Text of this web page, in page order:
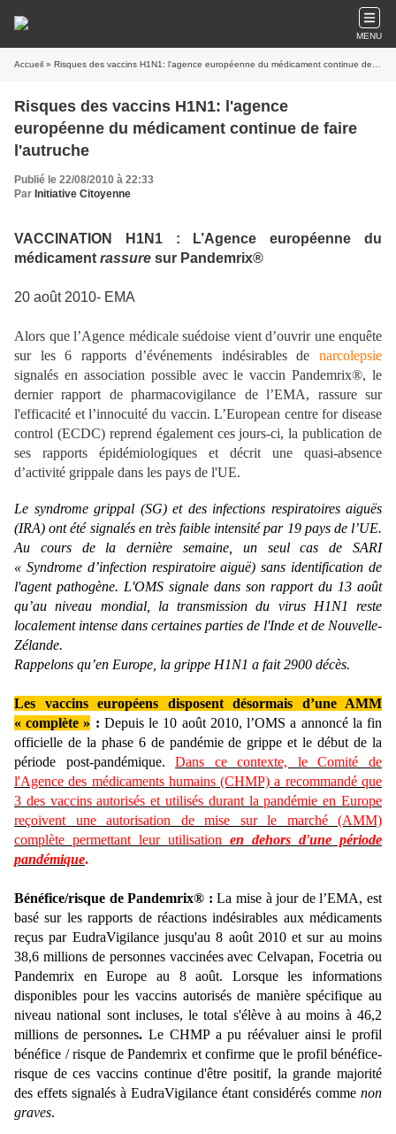
MENU
Accueil » Risques des vaccins H1N1: l'agence européenne du médicament continue de faire l'autruche
Risques des vaccins H1N1: l'agence
européenne du médicament continue de faire
l'autruche
Publié le 22/08/2010 à 22:33
Par Initiative Citoyenne
VACCINATION H1N1 : L’Agence européenne du
médicament rassure sur Pandemrix®
20 août 2010- EMA
Alors que l’Agence médicale suédoise vient d’ouvrir une enquête
sur les 6 rapports d’événements indésirables de narcolepsie
signalés en association possible avec le vaccin Pandemrix®, le
dernierrapport de pharmacovigilance de l’EMA, rassure sur
l'efficacité et l’innocuité du vaccin. L’European centre for disease
control (ECDC) reprend également ces jours-ci, la publication de
ses rapports épidémiologiques et décrit une quasi-absence
d’activité grippale dans les pays de l'UE.
Le syndrome grippal (SG) et des infections respiratoires aiguës
(IRA) ont été signalés en très faible intensité par 19 pays de l’UE.
Au cours de la dernière semaine, un seul cas de SARI
« Syndrome d’infection respiratoire aiguë) sans identification de
l'agent pathogène. L'OMS signale dans son rapport du 13 août
qu’au niveau mondial, la transmission du virus H1N1 reste
localement intense dans certaines parties de l'Inde et de Nouvelle-
Zélande.
Rappelons qu’en Europe, la grippe H1N1 a fait 2900 décès.
Les vaccins européens disposent désormais d’une AMM
« complète » : Depuis le 10 août 2010, l’OMS a annoncé la fin
officielle de la phase 6 de pandémie de grippe et le début de la
période post-pandémique.Dans ce contexte, le Comité de
l'Agence des médicaments humains (CHMP) a recommandé que
3 des vaccins autorisés et utilisés durant la pandémie en Europe
reçoivent une autorisation de mise sur le marché (AMM)
complète permettant leur utilisation en dehors d'une période
pandémique.
Bénéfice/risque de Pandemrix® : La mise à jour de l’EMA, est
basé sur les rapports de réactions indésirables aux médicaments
reçus par EudraVigilance jusqu'au 8 août 2010 et sur au moins
38,6 millions de personnes vaccinées avec Celvapan, Focetria ou
Pandemrix en Europe au 8 août. Lorsque les informations
disponibles pour les vaccins autorisés de manière spécifique au
niveau national sont incluses, le total s'élève à au moins à 46,2
millions de personnes. Le CHMP a pu réévaluer ainsi le profil
bénéfice / risque de Pandemrix et confirme que le profil bénéfice-
risque de ces vaccins continue d'être positif, la grande majorité
des effets signalés à EudraVigilance étant considérés comme non
graves.